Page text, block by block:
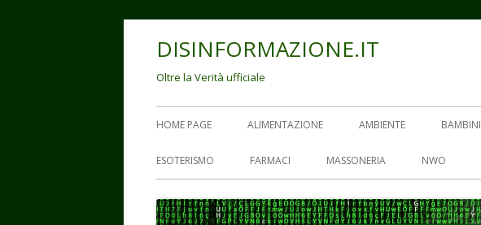
DISINFORMAZIONE.IT
Oltre la Verità ufficiale
Menu
principale
HOME PAGE ALIMENTAZIONE AMBIENTE BAMBINI
ESOTERISMO FARMACI MASSONERIA NWO